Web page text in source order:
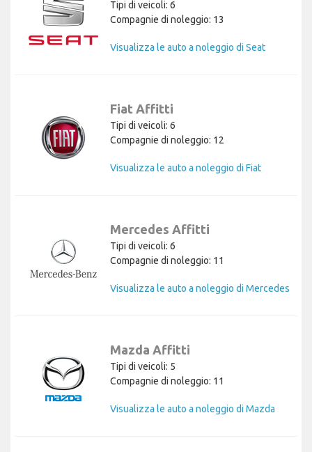
Tipi di veicoli: 6
Compagnie di noleggio: 13
Visualizza le auto a noleggio di Seat
Fiat Affitti
Tipi di veicoli: 6
Compagnie di noleggio: 12
Visualizza le auto a noleggio di Fiat
Mercedes Affitti
Tipi di veicoli: 6
Compagnie di noleggio: 11
Visualizza le auto a noleggio di Mercedes
Mazda Affitti
Tipi di veicoli: 5
Compagnie di noleggio: 11
Visualizza le auto a noleggio di Mazda